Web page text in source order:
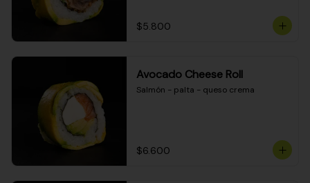
$5.800
Avocado Cheese Roll
Salmón - palta - queso crema
$6.600